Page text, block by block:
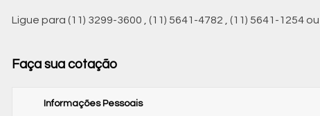
Ligue para (11) 3299-3600 (11) 5641-4782 (11) 5641-1254 ou
Faça sua cotação
Informações Pessoais